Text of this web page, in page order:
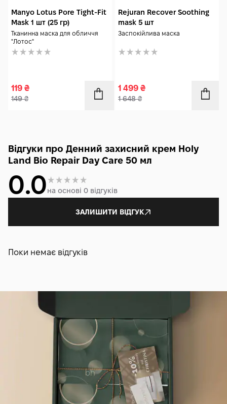
Manyo Lotus Pore Tight-Fit
Mask 1 шт (25 гр)
Тканинна маска для обличчя
"Лотос"
119 ₴
149₴
Rejuran Recover Soothing
mask 5 шт
Заспокійлива маска
1 499 ₴
1 648₴
Відгуки про Денний захисний крем Holy
Land Bio Repair Day Care 50 мл
0.0на основі 0 відгуків
ЗАЛИШИТИ ВІДГУК
Поки немає відгуків